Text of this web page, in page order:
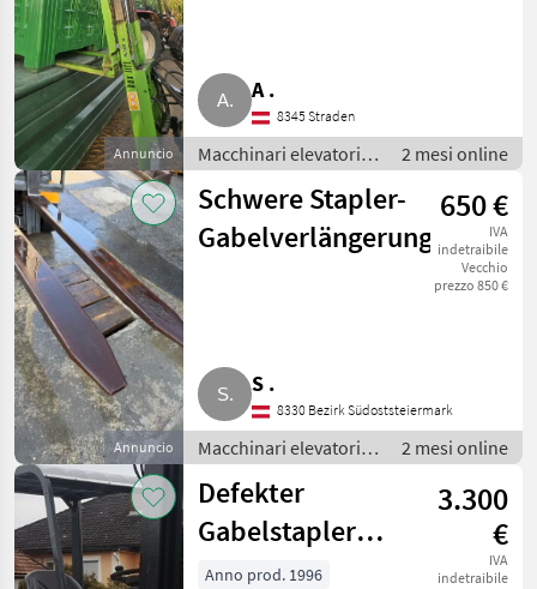
Annuncio
A .
8345 Straden
Macchinari elevatori e
per magazzino /
Carrelli elevatori
2 mesi online
Annuncio
Schwere Stapler-
Gabelverlängerungen
650 €
IVA
indetraibile
Vecchio
prezzo 850 €
S .
8330 Bezirk Südoststeiermark
Macchinari elevatori e
per magazzino /
Carrelli elevatori
2 mesi online
Defekter
Gabelstapler
Jungheinrich
3.300
€
IVA
indetraibile
Anno prod. 1996